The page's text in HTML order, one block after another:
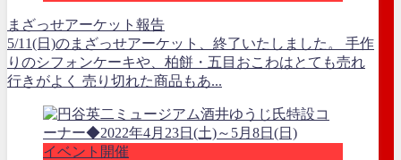
まざっせアーケット報告
5/11(日)のまざっせアーケット、終了いたしました。 手作
りのシフォンケーキや、柏餅・五目おこわはとても売れ
行きがよく 売り切れた商品もあ...
イベント開催